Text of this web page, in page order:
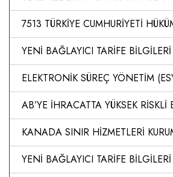
YENİ BAĞLAYICI TARİFE BİLGİLERİ
AB’YE İHRACATTA YÜKSEK RİSKLİ
YENİ BAĞLAYICI TARİFE BİLGİLERİ